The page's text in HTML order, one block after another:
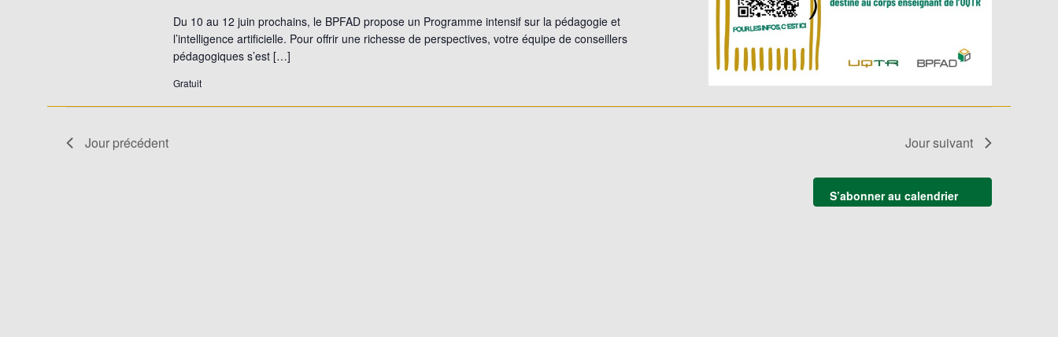
Du 10 au 12 juin prochains, le BPFAD propose un Programme intensif sur la pédagogie et
l’intelligence artificielle. Pour offrir une richesse de perspectives, votre équipe de conseillers
pédagogiques s’est […]
Gratuit
Jour précédent Jour suivant
S’abonner au calendrier